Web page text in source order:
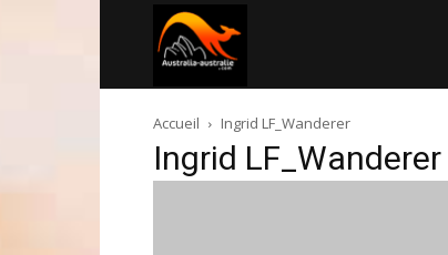
australie.com
Accueil Ingrid LF_Wanderer
Ingrid LF_Wanderer